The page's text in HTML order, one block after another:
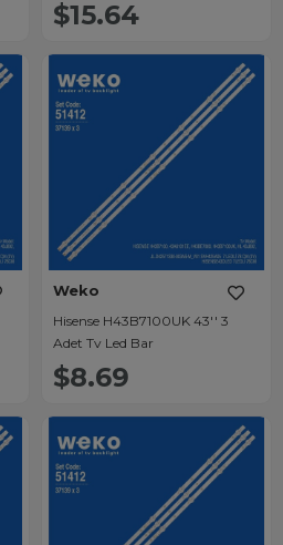
$15.64
Weko
Hisense H43B7100UK 43'' 3
Adet Tv Led Bar
$8.69